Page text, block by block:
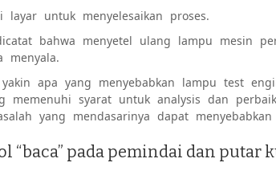
untuk menyelesaikan proses.
bahwa menyetel ulang lampu mesin
menyala.
apa yang menyebabkan lampu test
memenuhi syarat untuk analysis dan
yang mendasarinya dapat
“baca” pada pemindai dan putar